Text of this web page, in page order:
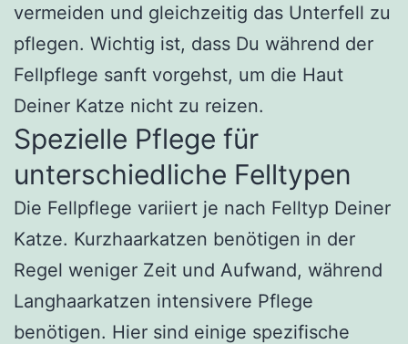
vermeiden und gleichzeitig das Unterfell zu
pflegen. Wichtig ist, dass Du während der
Fellpflege sanft vorgehst, um die Haut
Deiner Katze nicht zu reizen.
Spezielle Pflege für
unterschiedliche Felltypen
Die Fellpflege variiert je nach Felltyp Deiner
Katze. Kurzhaarkatzen benötigen in der
Regel weniger Zeit und Aufwand, während
Langhaarkatzen intensivere Pflege
benötigen. Hier sind einige spezifische